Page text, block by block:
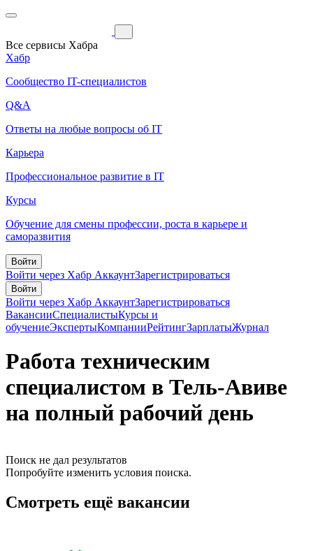
Все сервисы Хабра
Хабр
Сообщество IT-специалистов
Q&A
Ответы на любые вопросы об IT
Карьера
Профессиональное развитие в IT
Курсы
Обучение для смены профессии, роста в карьере и
саморазвития
Войти
Войти через Хабр АккаунтЗарегистрироваться
Войти
Войти через Хабр АккаунтЗарегистрироваться
ВакансииСпециалистыКурсы и
обучениеЭкспертыКомпанииРейтингЗарплатыЖурнал
Работа техническим
специалистом в Тель-Авиве
на полный рабочий день
Поиск не дал результатов
Попробуйте изменить условия поиска.
Смотреть ещё вакансии